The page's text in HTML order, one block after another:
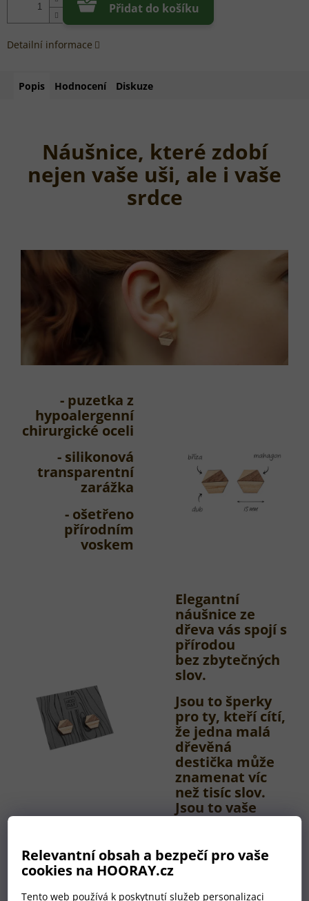
Relevantní obsah a bezpečí pro vaše
cookies na HOORAY.cz
Tento web používá k poskytnutí služeb personalizaci
Přidat do košíku
Detailní informace
Popis Hodnocení Diskuze
Náušnice, které zdobí
nejen vaše uši, ale i vaše
srdce
- puzetka z
hypoalergenní
chirurgické oceli
- silikonová
transparentní
zarážka
- ošetřeno
přírodním
voskem
Elegantní
náušnice ze
dřeva vás spojí s
přírodou
bez zbytečných
slov.
Jsou to šperky
pro ty, kteří cítí,
že jedna malá
dřevěná
destička může
znamenat víc
než tisíc slov.
Jsou to vaše